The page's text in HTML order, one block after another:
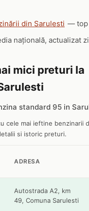
din Sarulesti — top
națională, actualizat
mici preturi la
standard 95 in
cele mai ieftine benzinarii
si istoric preturi.
ADRESA
Autostrada A2, km
49, Comuna Sarulesti